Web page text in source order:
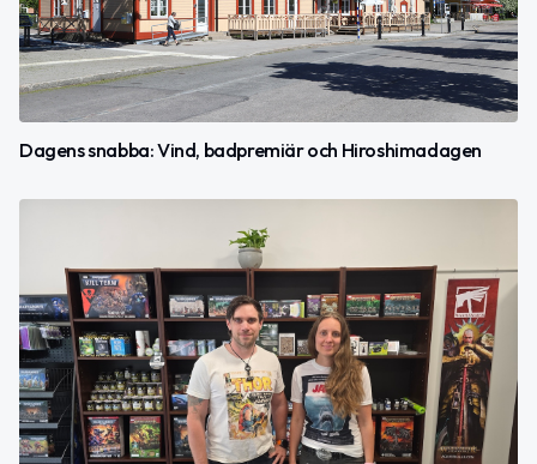
Dagens snabba: Vind, badpremiär och Hiroshimadagen